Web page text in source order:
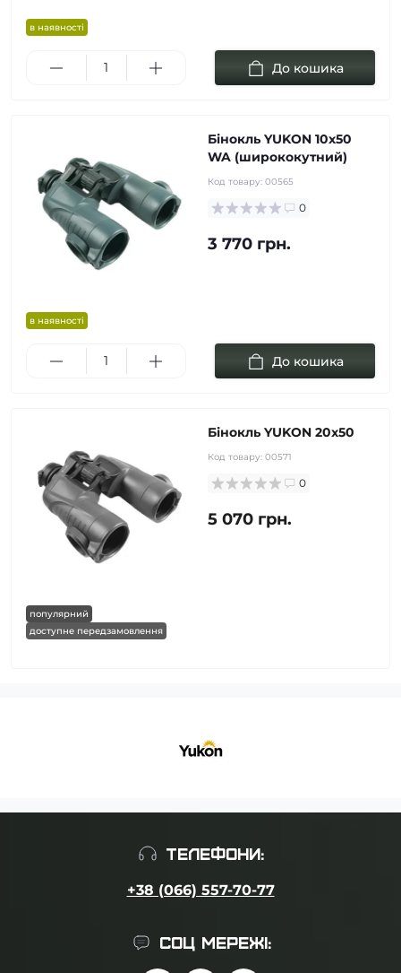
в наявності
До кошика
в наявності
Бінокль YUKON 10x50
WA (ширококутний)
Код товару: 00565
0
3 770 грн.
До кошика
популярний
доступне передзамовлення
Бінокль YUKON 20x50
Код товару: 00571
0
5 070 грн.
ТЕЛЕФОНИ:
+38 (066) 557-70-77
СОЦ МЕРЕЖІ: